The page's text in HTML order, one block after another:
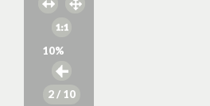
10%
2/ 10